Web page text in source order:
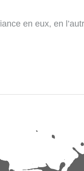
en eux, en